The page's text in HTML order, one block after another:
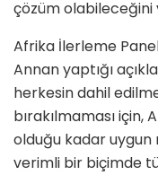
çözüm olabileceğini
Afrika İlerleme
Annan yaptığı
herkesin dahil
bırakılmaması
olduğu kadar uygun
verimli bir biçimde